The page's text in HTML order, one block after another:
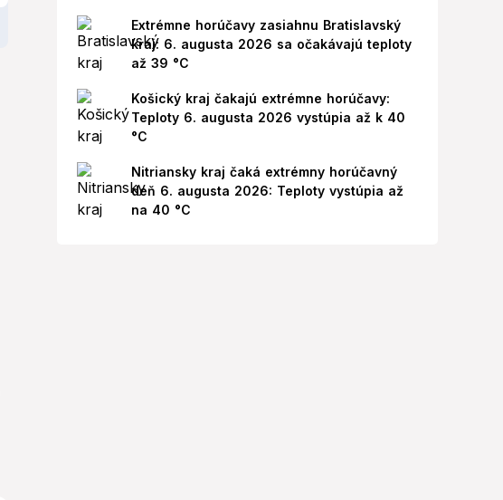
Extrémne horúčavy zasiahnu Bratislavský
kraj: 6. augusta 2026 sa očakávajú teploty
až 39 °C
Košický kraj čakajú extrémne horúčavy:
Teploty 6. augusta 2026 vystúpia až k 40
°C
Nitriansky kraj čaká extrémny horúčavný
deň 6. augusta 2026: Teploty vystúpia až
na 40 °C